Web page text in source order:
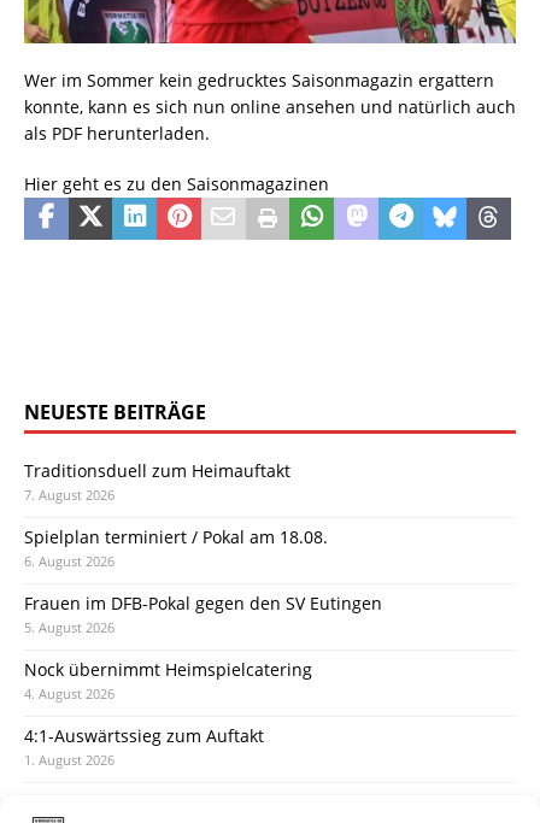
Wer im Sommer kein gedrucktes Saisonmagazin ergattern
konnte, kann es sich nun online ansehen und natürlich auch
als PDF herunterladen.
Hier geht es zu den Saisonmagazinen
NEUESTE BEITRÄGE
Traditionsduell zum Heimauftakt
7. August 2026
Spielplan terminiert / Pokal am 18.08.
6. August 2026
Frauen im DFB-Pokal gegen den SV Eutingen
5. August 2026
Nock übernimmt Heimspielcatering
4. August 2026
4:1-Auswärtssieg zum Auftakt
1. August 2026